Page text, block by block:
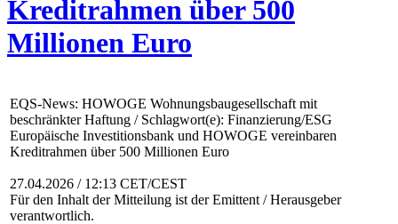
Kreditrahmen über 500
Millionen Euro
EQS-News: HOWOGE Wohnungsbaugesellschaft mit
beschränkter Haftung / Schlagwort(e): Finanzierung/ESG
Europäische Investitionsbank und HOWOGE vereinbaren
Kreditrahmen über 500 Millionen Euro
27.04.2026 / 12:13 CET/CEST
Für den Inhalt der Mitteilung ist der Emittent / Herausgeber
verantwortlich.